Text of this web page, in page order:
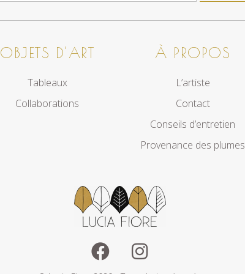
OBJETS D'ART
Tableaux
Collaborations
À PROPOS
L’artiste
Contact
Conseils d’entretien
Provenance des plumes